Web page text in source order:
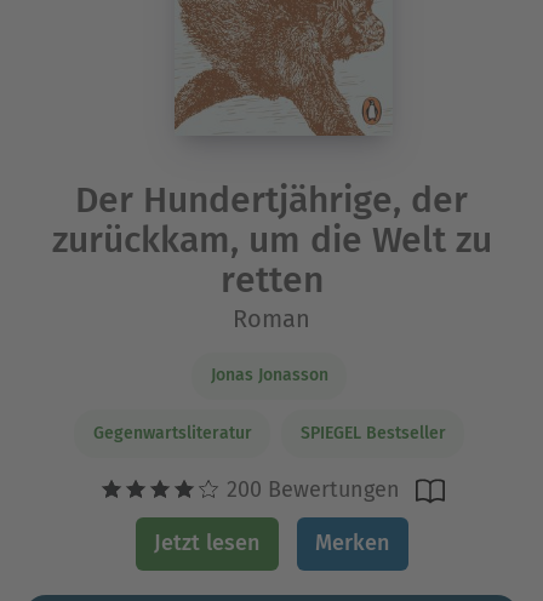
Der Hundertjährige, der
zurückkam, um die Welt zu
retten
Roman
Jonas Jonasson
Gegenwartsliteratur SPIEGEL Bestseller
200 Bewertungen
Jetzt lesen Merken